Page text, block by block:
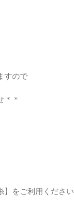
すので
＊＊
をご利用ください